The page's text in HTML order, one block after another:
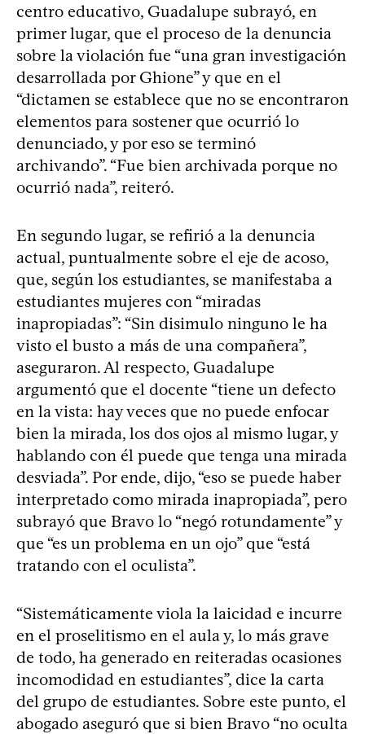
centro educativo, Guadalupe subrayó, en
primer lugar, que el proceso de la denuncia
sobre la violación fue “una gran investigación
desarrollada por Ghione” y que en el
“dictamen se establece que no se encontraron
elementos para sostener que ocurrió lo
denunciado, y por eso se terminó
archivando”. “Fue bien archivada porque no
ocurrió nada”, reiteró.
En segundo lugar, se refirió a la denuncia
actual, puntualmente sobre el eje de acoso,
que, según los estudiantes, se manifestaba a
estudiantes mujeres con “miradas
inapropiadas”: “Sin disimulo ninguno le ha
visto el busto a más de una compañera”,
aseguraron. Al respecto, Guadalupe
argumentó que el docente “tiene un defecto
en la vista: hay veces que no puede enfocar
bien la mirada, los dos ojos al mismo lugar, y
hablando con él puede que tenga una mirada
desviada”. Por ende, dijo, “eso se puede haber
interpretado como mirada inapropiada”, pero
subrayó que Bravo lo “negó rotundamente” y
que “es un problema en un ojo” que “está
tratando con el oculista”.
“Sistemáticamente viola la laicidad e incurre
en el proselitismo en el aula y, lo más grave
de todo, ha generado en reiteradas ocasiones
incomodidad en estudiantes”, dice la carta
del grupo de estudiantes. Sobre este punto, el
abogado aseguró que si bien Bravo “no oculta